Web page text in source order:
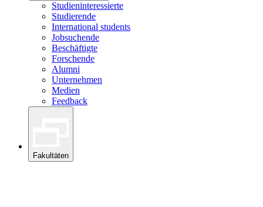
Studieninteressierte
Studierende
International students
Jobsuchende
Beschäftigte
Forschende
Alumni
Unternehmen
Medien
Feedback
Fakultäten